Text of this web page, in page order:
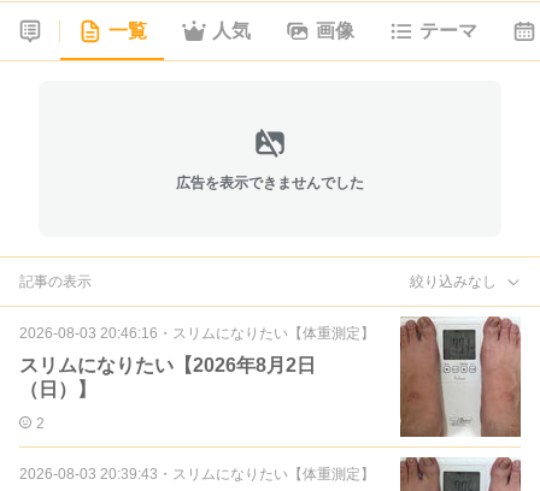
一覧 人気 画像 テーマ
広告を表示できませんでした
記事の表示 絞り込みなし
2026-08-03 20:46:16 ・ スリムになりたい【体重測定】
スリムになりたい【2026年8月2日
（日）】
2
2026-08-03 20:39:43 ・ スリムになりたい【体重測定】